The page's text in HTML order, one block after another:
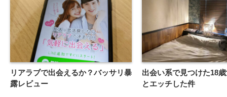
リアラブで出会えるか？バッサリ暴
露レビュー
出会い系で見つけた18
とエッチした件